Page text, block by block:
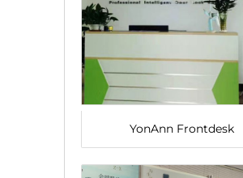
YonAnn Frontdesk